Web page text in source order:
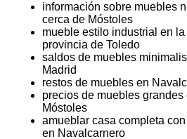
información sobre muebles
cerca de Móstoles
mueble estilo industrial en la
provincia de Toledo
saldos de muebles
Madrid
restos de muebles en
precios de muebles grandes
Móstoles
amueblar casa completa
en Navalcarnero